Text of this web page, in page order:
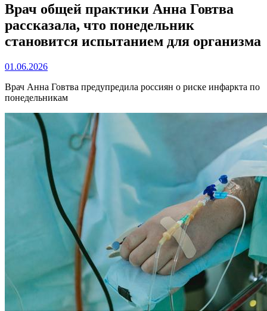
Врач общей практики Анна Говтва
рассказала, что понедельник
становится испытанием для организма
01.06.2026
Врач Анна Говтва предупредила россиян о риске инфаркта по
понедельникам